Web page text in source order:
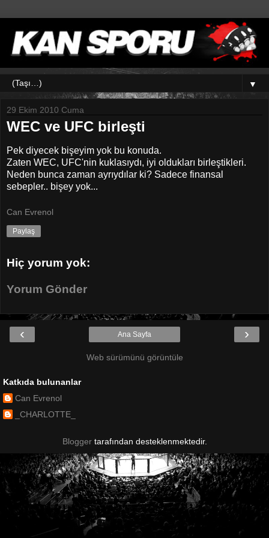
▼
29 Ekim 2010 Cuma
WEC ve UFC birleşti
Pek diyecek bişeyim yok bu konuda.
Zaten WEC, UFC'nin kuklasıydı, iyi oldukları birleştikleri.
Neden bunca zaman ayrıydılar ki? Sadece finansal
sebepler.. bişey yok...
Can Evrenol
Paylaş
Hiç yorum yok:
Yorum Gönder
‹ ›
Ana Sayfa
Web sürümünü görüntüle
Katkıda bulunanlar
Can Evrenol
_CHARLOTTE_
Bloggertarafından desteklenmektedir.